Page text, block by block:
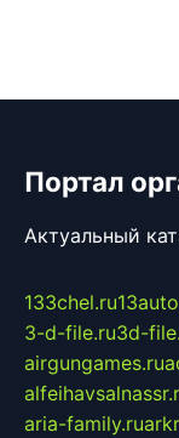
Портал
Актуальный
133chel.ru
3-d-file.ru3d-
airgungames.ru
aria-family.ru